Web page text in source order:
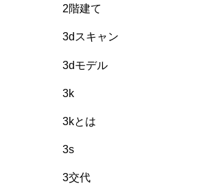
2階建て
3dスキャン
3dモデル
3k
3kとは
3s
3交代